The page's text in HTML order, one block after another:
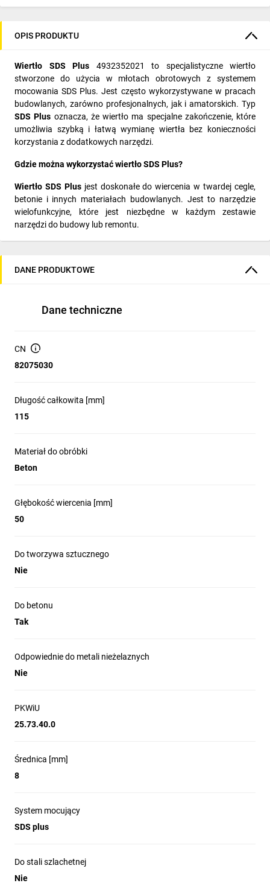
OPIS PRODUKTU
Wiertło SDS Plus 4932352021 to specjalistyczne wiertło
stworzone do użycia w młotach obrotowych z systemem
mocowania SDS Plus. Jest często wykorzystywane w pracach
budowlanych, zarówno profesjonalnych, jak i amatorskich. Typ
SDS Plus oznacza, że wiertło ma specjalne zakończenie, które
umożliwia szybką i łatwą wymianę wiertła bez konieczności
korzystania z dodatkowych narzędzi.
Gdzie można wykorzystać wiertło SDS Plus?
Wiertło SDS Plusjest doskonałe do wiercenia w twardej cegle,
betonie i innych materiałach budowlanych. Jest to narzędzie
wielofunkcyjne, które jest niezbędne w każdym zestawie
narzędzi do budowy lub remontu.
Wiertła SDS(Special Direct System) różnią się od zwykłych
rowki, które zapewniają mocniejsze, pewniejsze i bardziej
wymianę wiertła bez użycia dodatkowych narzędzi.
Wiertła SDS
młota obrotowego do wiertła.
DANE PRODUKTOWE
Dane techniczne
CN
82075030
Długość całkowita [mm]
115
Materiał do obróbki
Beton
Głębokość wiercenia [mm]
50
Do tworzywa sztucznego
Nie
Do betonu
Tak
Odpowiednie do metali nieżelaznych
Nie
PKWiU
25.73.40.0
Średnica [mm]
8
System mocujący
SDS plus
Do stali szlachetnej
Nie